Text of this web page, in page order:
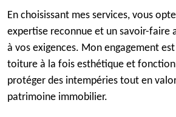
En choisissant mes services, vous
expertise reconnue et un savoir-faire
à vos exigences. Mon engagement
toiture à la fois esthétique et
protéger des intempéries tout en
patrimoine immobilier.